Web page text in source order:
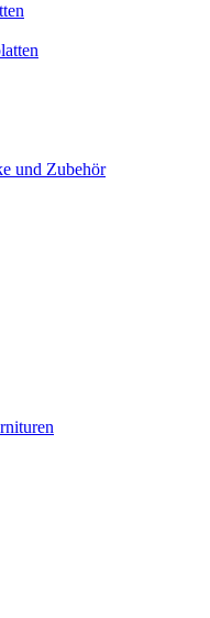
und Zubehör